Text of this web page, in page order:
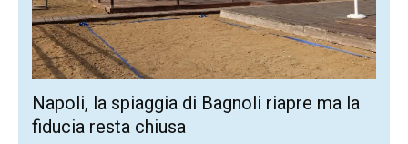
Napoli, la spiaggia di Bagnoli riapre ma la
fiducia resta chiusa